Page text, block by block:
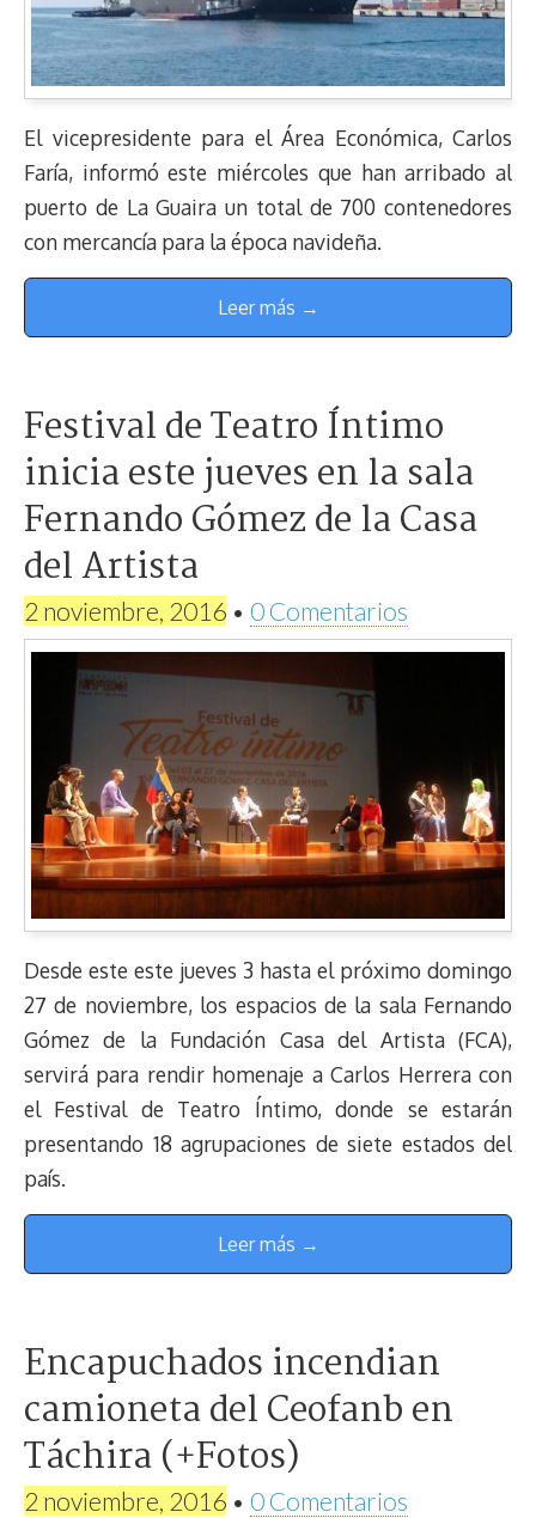
El vicepresidente para el Área Económica, Carlos
Faría, informó este miércoles que han arribado al
puerto de La Guaira un total de 700 contenedores
con mercancía para la época navideña.
Leer más →
Festival de Teatro Íntimo
inicia este jueves en la sala
Fernando Gómez de la Casa
del Artista
2 noviembre, 2016 • 0 Comentarios
Desde este este jueves 3 hasta el próximo domingo
27 de noviembre, los espacios de la sala Fernando
Gómez de la Fundación Casa del Artista (FCA),
servirá para rendir homenaje a Carlos Herrera con
el Festival de Teatro Íntimo, donde se estarán
presentando 18 agrupaciones de siete estados del
país.
Leer más →
Encapuchados incendian
camioneta del Ceofanb en
Táchira (+Fotos)
2 noviembre, 2016 • 0 Comentarios